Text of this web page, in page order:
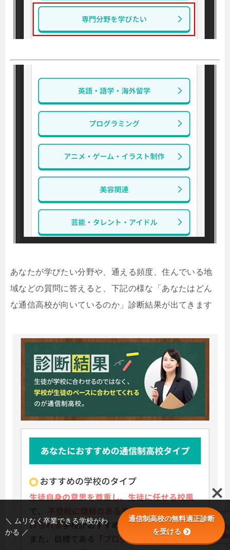
あなたが学びたい分野や、通える頻度、住んでいる地
域などの質問に答えると、下記の様な「あなたはどん
な通信高校が向いているのか」診断結果が出てきます
＼ ムリなく卒業できる学校がわ
かる ／
通信制高校の無料適正診断
を受ける